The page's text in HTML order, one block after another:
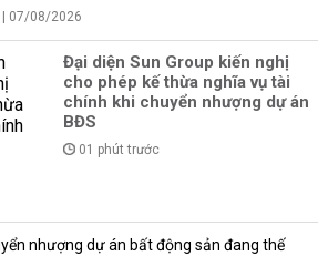
| 07/08/2026
Đại diện Sun Group kiến nghị
cho phép kế thừa nghĩa vụ tài
chính khi chuyển nhượng dự án
BĐS
01 phút trước
nhượng dự án bất động sản đang thế